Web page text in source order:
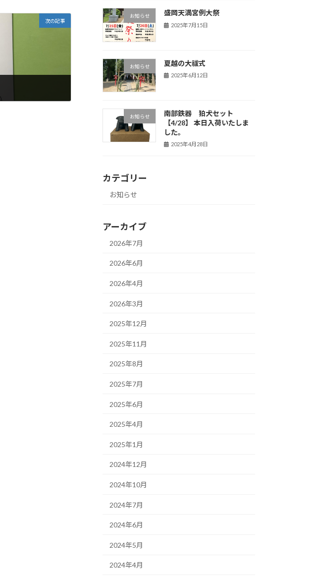
次の記事
お知らせ 盛岡天満宮例大祭
2025年7月15日
お知らせ 夏越の大祓式
2025年6月12日
お知らせ
南部鉄器 狛犬セット
【4/28】 本日入荷いたしま
した。
2025年4月28日
カテゴリー
お知らせ
アーカイブ
2026年7月
2026年6月
2026年4月
2026年3月
2025年12月
2025年11月
2025年8月
2025年7月
2025年6月
2025年4月
2025年1月
2024年12月
2024年10月
2024年7月
2024年6月
2024年5月
2024年4月